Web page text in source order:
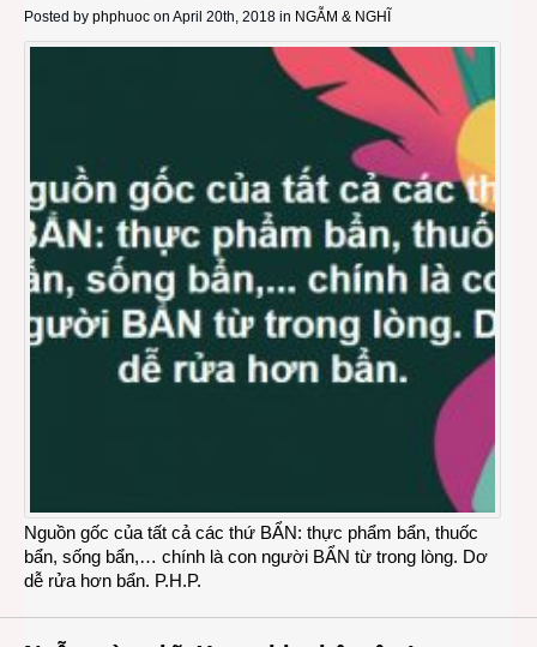
Posted by phphuoc on April 20th, 2018 in NGẪM & NGHĨ
Nguồn gốc của tất cả các thứ BẨN: thực phẩm bẩn, thuốc
bẩn, sống bẩn,… chính là con người BẨN từ trong lòng. Dơ
dễ rửa hơn bẩn. P.H.P.